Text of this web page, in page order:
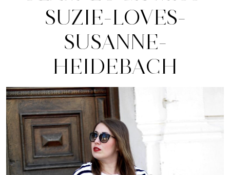
SUZIE-LOVES-
SUSANNE-
HEIDEBACH